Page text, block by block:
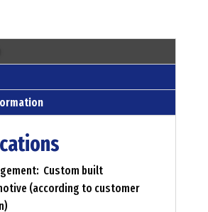
Custom built
(according to customer